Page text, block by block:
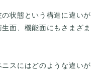
状態という構造に違いが
面、機能面にもさまざま
スにはどのような違いが